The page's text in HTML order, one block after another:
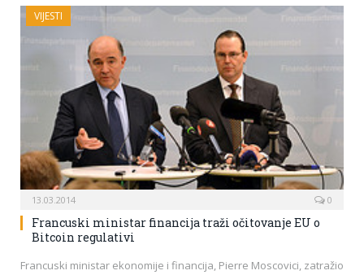
VIJESTI
13.03.2014 0
Francuski ministar financija traži očitovanje EU o
Bitcoin regulativi
Francuski ministar ekonomije i financija, Pierre Moscovici, zatražio